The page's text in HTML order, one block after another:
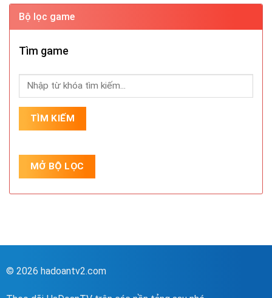
Bộ lọc game
Tìm game
© 2026 hadoantv2.com